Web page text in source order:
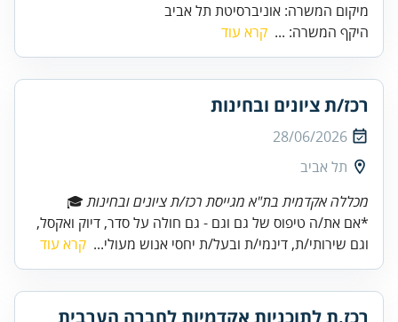
מיקום המשרה: אוניברסיטת תל אביב
היקף המשרה: ... קרא עוד
רכז/ת ציונים ובחינות
28/06/2026
תל אביב
מכללה אקדמית בת"א מגייסת רכז/ת ציונים ובחינות🎓
*אם את/ה טיפוס של גם וגם - גם חולה על סדר, דיוק ואקסל,
וגם שירותי/ת, דינמי/ת ובעל/ת יחסי אנוש מעולי... קרא עוד